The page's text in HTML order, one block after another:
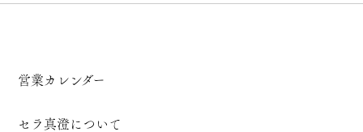
営業カレンダー
セラ真澄について